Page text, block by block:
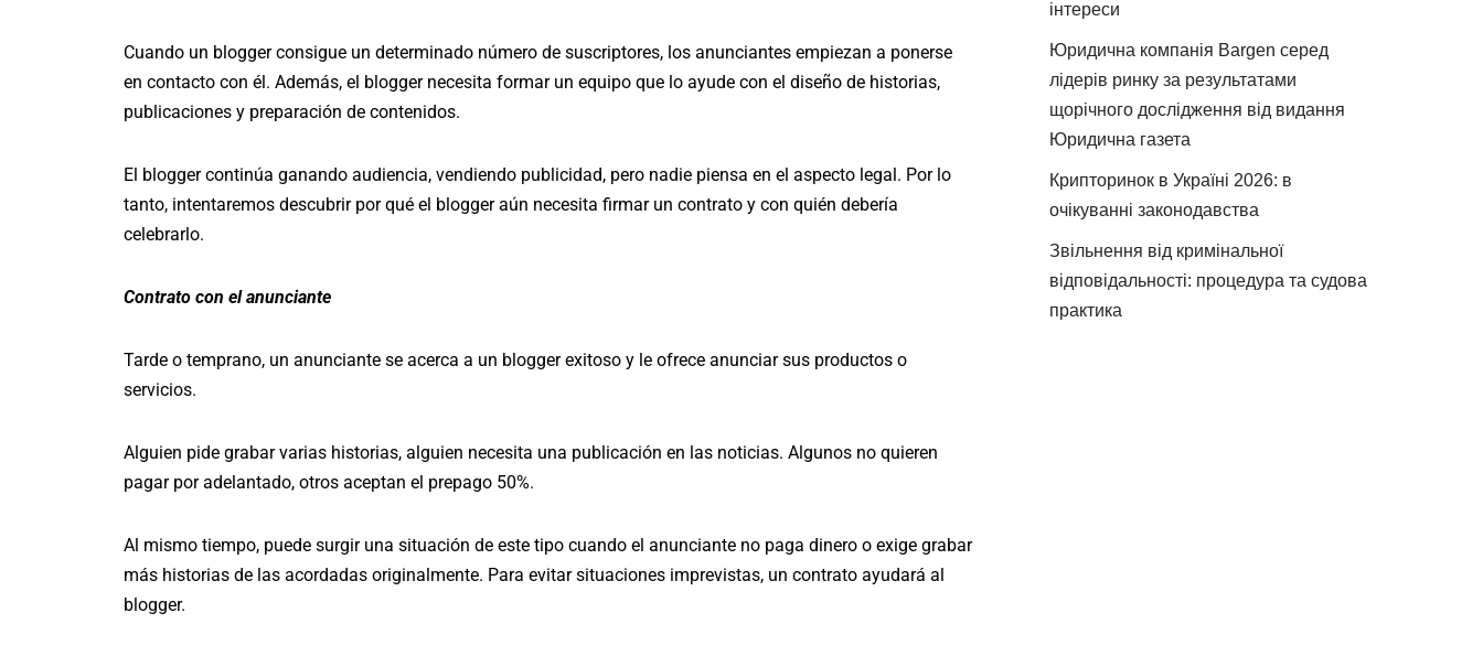
Cuando un blogger consigue un determinado número de suscriptores, los anunciantes empiezan a ponerse
en contacto con él. Además, el blogger necesita formar un equipo que lo ayude con el diseño de historias,
publicaciones y preparación de contenidos.
El blogger continúa ganando audiencia, vendiendo publicidad, pero nadie piensa en el aspecto legal. Por lo
tanto, intentaremos descubrir por qué el blogger aún necesita firmar un contrato y con quién debería
celebrarlo.
Contrato con el anunciante
Tarde o temprano, un anunciante se acerca a un blogger exitoso y le ofrece anunciar sus productos o
servicios.
Alguien pide grabar varias historias, alguien necesita una publicación en las noticias. Algunos no quieren
pagar por adelantado, otros aceptan el prepago 50%.
Al mismo tiempo, puede surgir una situación de este tipo cuando el anunciante no paga dinero o exige grabar
más historias de las acordadas originalmente. Para evitar situaciones imprevistas, un contrato ayudará al
blogger.
інтереси
Юридична компанія Bargen серед
лідерів ринку за результатами
щорічного дослідження від видання
Юридична газета
Крипторинок в Україні 2026: в
очікуванні законодавства
Звільнення від кримінальної
відповідальності: процедура та судова
практика